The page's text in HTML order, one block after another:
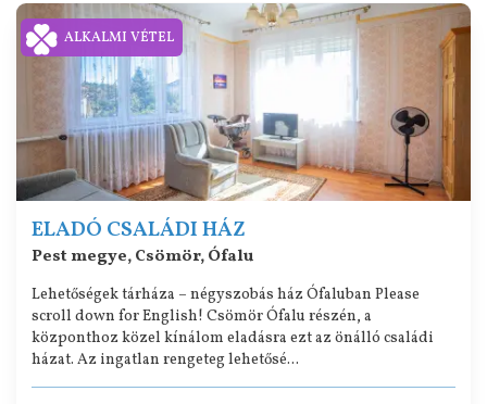
ELADÓ CSALÁDI HÁZ
Pest megye, Csömör, Ófalu
Lehetőségek tárháza – négyszobás ház Ófaluban Please
scroll down for English! Csömör Ófalu részén, a
központhoz közel kínálom eladásra ezt az önálló családi
házat. Az ingatlan rengeteg lehetősé...
ALKALMI VÉTEL